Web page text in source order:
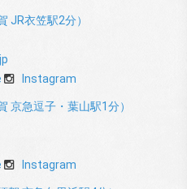
JR衣笠駅2分）
Instagram
京急逗子・葉山駅1分）
Instagram